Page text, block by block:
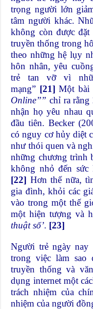
trọng người lớn
tâm người khác.
không còn được
truyền thống trong
theo những hệ lụy
hôn nhân, yêu
trẻ tan vỡ vì
mạng” [21] Một bài
Online’’” chỉ ra rằng
nhận họ yêu nhau
đầu tiên. Becker
có nguy cơ hủy diệt
như thói quen và
những chương trình
không nhỏ đến sức
[22] Hơn thế nữa,
gia đình, khỏi các
vào trong một thế
một hiện tượng và
thuật số’. [23]
Người trẻ ngày
trong việc làm sao
truyền thống và
dụng internet một
trách nhiệm của
nhiệm của người